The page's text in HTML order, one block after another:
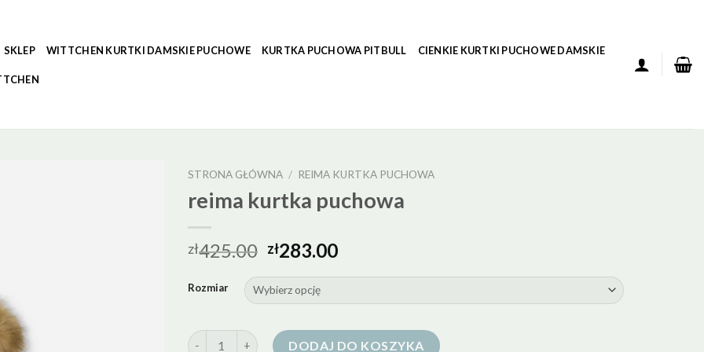
SKLEP WITTCHEN KURTKI DAMSKIE PUCHOWE KURTKA PUCHOWA PITBULL CIENKIE KURTKI PUCHOWE DAMSKIE
STRONA GŁÓWNA / REIMA KURTKA PUCHOWA
reima kurtka puchowa
zł425.00 zł283.00
Rozmiar
ilość reima kurtka puchowaDODAJ DO KOSZYKA